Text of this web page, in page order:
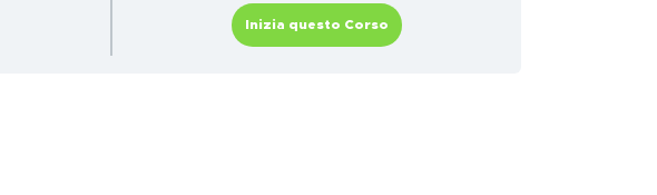
Inizia questo Corso